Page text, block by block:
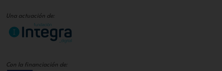
Una actuación de:
Con la financiación de: